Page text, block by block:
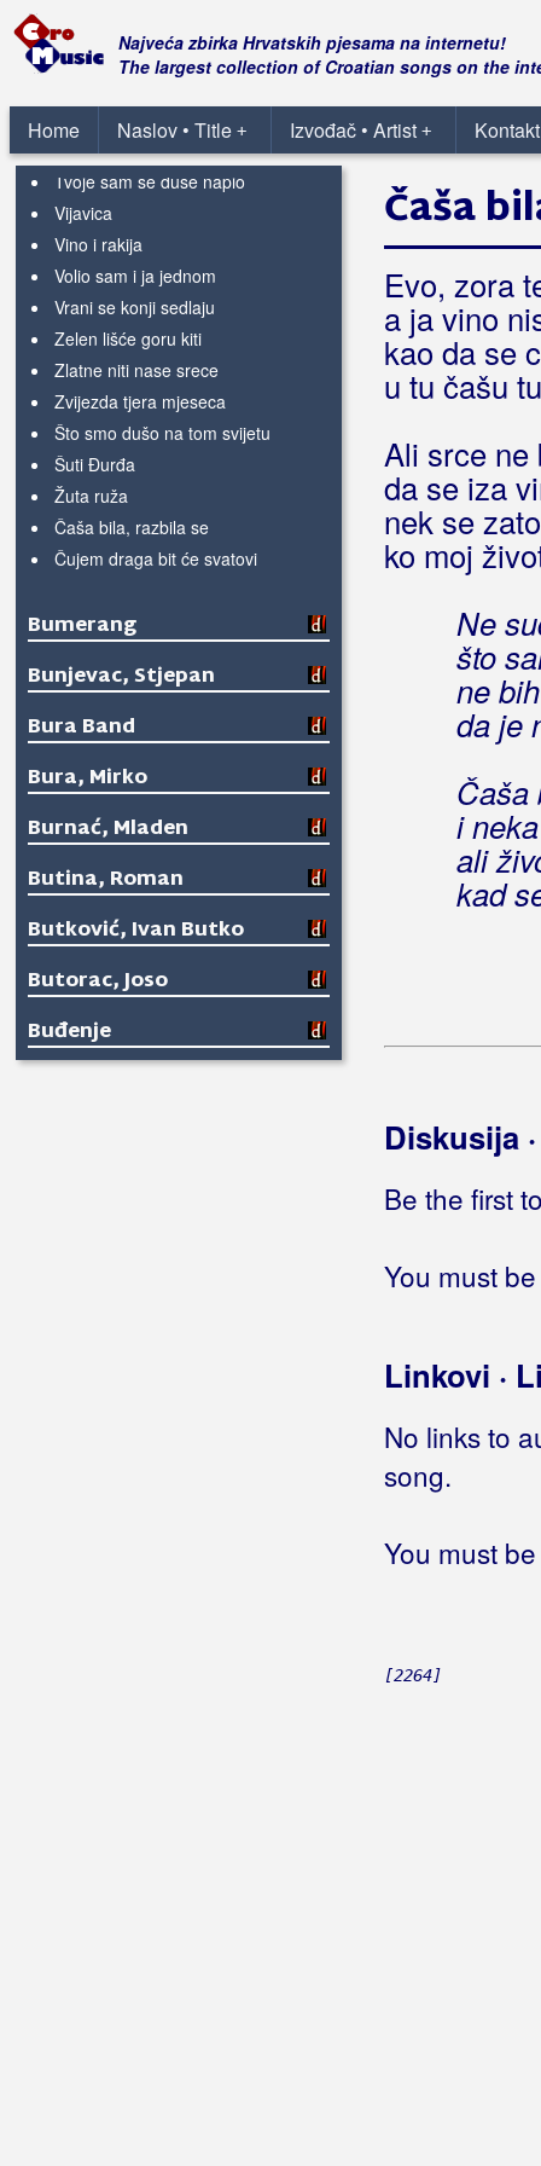
Najveća zbirka Hrvatskih pjesama na internetu!
The largest collection of Croatian songs on the
Home +
Naslov • Title +
Izvođač • Artist
Svatovska
Tebi majko misli lete
Tiho, tiho teče Neretva
Trusa
Tvoje sam se duše napio
Vijavica
Vino i rakija
Volio sam i ja jednom
Vrani se konji sedlaju
Zelen lišće goru kiti
Zlatne niti nase srece
Zvijezda tjera mjeseca
Što smo dušo na tom svijetu
Šuti Đurđa
Žuta ruža
Čaša bila, razbila se
Čujem draga bit će svatovi
Bumerang
Bunjevac, Stjepan
Bura Band
Bura, Mirko
Burnać, Mladen
Butina, Roman
Butković, Ivan Butko
Butorac, Joso
Buđenje
Čaša
Evo, zora
a ja vino
kao da se
u tu čašu
Ali srce ne
da se iza
nek se
ko moj
Ne
što
ne
da je
Čaša
i
ali
kad
Diskusija
Be the first
You must
Linkovi ·
No links to
song.
You must
[2264]